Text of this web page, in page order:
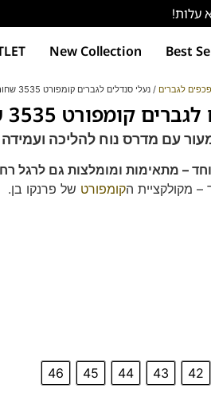
Best
New Collection
לגברים / נעלי סנדלים לגברים קומפורט 3535 שחור
קומפורט 3535 שחור
עם מדרס נוח להליכה
– מתאימות ומומלצות גם לרגל
– מקולקציית הקומפורט של פרנקו בן.
42
43
44
45
46